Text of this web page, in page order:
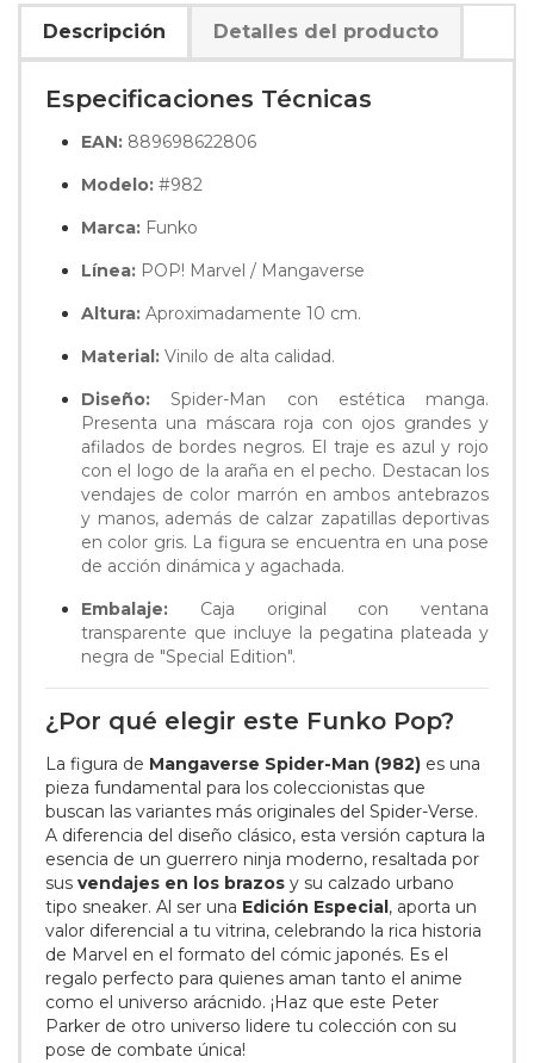
Descripción Detalles del producto
Especificaciones Técnicas
EAN: 889698622806
Modelo: #982
Marca: Funko
Línea: POP! Marvel / Mangaverse
Altura: Aproximadamente 10 cm.
Material: Vinilo de alta calidad.
Diseño: Spider-Man con estética manga.
Presenta una máscara roja con ojos grandes y
afilados de bordes negros. El traje es azul y rojo
con el logo de la araña en el pecho. Destacan los
vendajes de color marrón en ambos antebrazos
y manos, además de calzar zapatillas deportivas
en color gris. La figura se encuentra en una pose
de acción dinámica y agachada.
Embalaje: Caja original con ventana
transparente que incluye la pegatina plateada y
negra de "Special Edition".
¿Por qué elegir este Funko Pop?
La figura de Mangaverse Spider-Man (982) es una
pieza fundamental para los coleccionistas que
buscan las variantes más originales del Spider-Verse.
A diferencia del diseño clásico, esta versión captura la
esencia de un guerrero ninja moderno, resaltada por
sus vendajes en los brazos y su calzado urbano
tipo sneaker. Al ser una Edición Especial, aporta un
valor diferencial a tu vitrina, celebrando la rica historia
de Marvel en el formato del cómic japonés. Es el
regalo perfecto para quienes aman tanto el anime
como el universo arácnido. ¡Haz que este Peter
Parker de otro universo lidere tu colección con su
pose de combate única!